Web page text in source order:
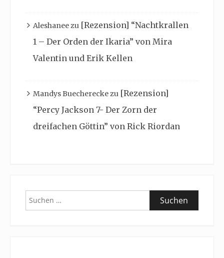
Aleshaneezu [Rezension] “Nachtkrallen
1 – Der Orden der Ikaria” von Mira
Valentin und Erik Kellen
Mandys Buechereckezu [Rezension]
“Percy Jackson 7- Der Zorn der
dreifachen Göttin” von Rick Riordan
Suchen
nach: